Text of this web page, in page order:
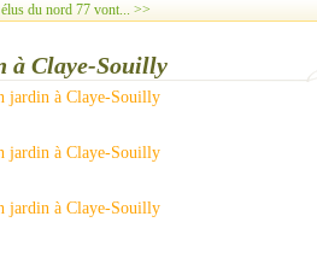
du nord 77 vont... >>
à Claye-Souilly